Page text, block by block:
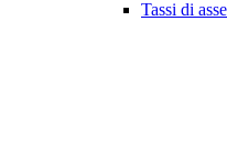
Tassi di